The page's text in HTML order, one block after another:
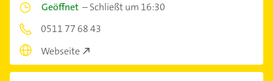
Geöffnet –Schließt um 16:30
0511 77 68 43
Webseite